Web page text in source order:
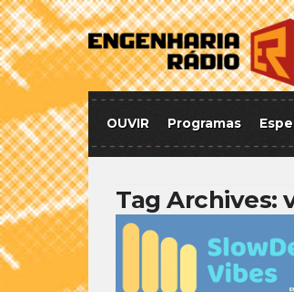
OUVIR Programas
Tag Archives: